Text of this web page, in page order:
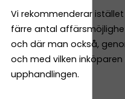
Vi rekommenderar
färre antal
och där man också,
och med vilken
upphandlingen.